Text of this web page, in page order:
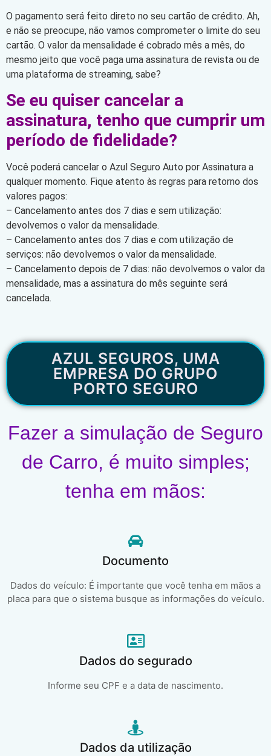
O pagamento será feito direto no seu cartão de crédito. Ah,
e não se preocupe, não vamos comprometer o limite do seu
cartão. O valor da mensalidade é cobrado mês a mês, do
mesmo jeito que você paga uma assinatura de revista ou de
uma plataforma de streaming, sabe?
Se eu quiser cancelar a
assinatura, tenho que cumprir um
período de fidelidade?
Você poderá cancelar o Azul Seguro Auto por Assinatura a
qualquer momento. Fique atento às regras para retorno dos
valores pagos:
– Cancelamento antes dos 7 dias e sem utilização:
devolvemos o valor da mensalidade.
– Cancelamento antes dos 7 dias e com utilização de
serviços: não devolvemos o valor da mensalidade.
– Cancelamento depois de 7 dias: não devolvemos o valor da
mensalidade, mas a assinatura do mês seguinte será
cancelada.
AZUL SEGUROS, UMA
EMPRESA DO GRUPO
PORTO SEGURO
Fazer a simulação de Seguro
de Carro, é muito simples;
tenha em mãos:
Documento
Dados do veículo: É importante que você tenha em mãos a
placa para que o sistema busque as informações do veículo.
Dados do segurado
Informe seu CPF e a data de nascimento.
Dados da utilização